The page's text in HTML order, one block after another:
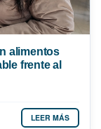
alimentos
frente al
LEER MÁS